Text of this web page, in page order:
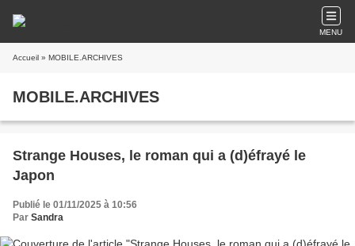
MENU
Accueil » MOBILE.ARCHIVES
MOBILE.ARCHIVES
Strange Houses, le roman qui a (d)éfrayé le
Japon
Publié le 01/11/2025 à 10:56
Par Sandra